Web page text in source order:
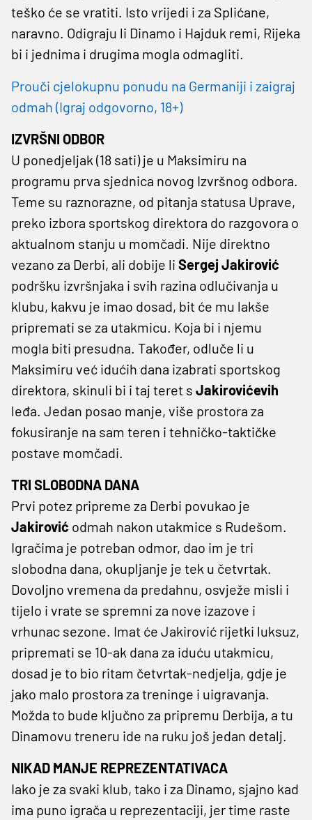
teško će se vratiti. Isto vrijedi i za Splićane,
naravno. Odigraju li Dinamo i Hajduk remi, Rijeka
bi i jednima i drugima mogla odmagliti.
Prouči cjelokupnu ponudu na Germaniji i zaigraj
odmah (Igraj odgovorno, 18+)
IZVRŠNI ODBOR
U ponedjeljak (18 sati) je u Maksimiru na
programu prva sjednica novog Izvršnog odbora.
Teme su raznorazne, od pitanja statusa Uprave,
preko izbora sportskog direktora do razgovora o
aktualnom stanju u momčadi. Nije direktno
vezano za Derbi, ali dobije li Sergej Jakirović
podršku izvršnjaka i svih razina odlučivanja u
klubu, kakvu je imao dosad, bit će mu lakše
pripremati se za utakmicu. Koja bi i njemu
mogla biti presudna. Također, odluče li u
Maksimiru već idućih dana izabrati sportskog
direktora, skinuli bi i taj teret s Jakirovićevih
leđa. Jedan posao manje, više prostora za
fokusiranje na sam teren i tehničko-taktičke
postave momčadi.
TRI SLOBODNA DANA
Prvi potez pripreme za Derbi povukao je
Jakirović odmah nakon utakmice s Rudešom.
Igračima je potreban odmor, dao im je tri
slobodna dana, okupljanje je tek u četvrtak.
Dovoljno vremena da predahnu, osvježe misli i
tijelo i vrate se spremni za nove izazove i
vrhunac sezone. Imat će Jakirović rijetki luksuz,
pripremati se 10-ak dana za iduću utakmicu,
dosad je to bio ritam četvrtak-nedjelja, gdje je
jako malo prostora za treninge i uigravanja.
Možda to bude ključno za pripremu Derbija, a tu
Dinamovu treneru ide na ruku još jedan detalj.
NIKAD MANJE REPREZENTATIVACA
Iako je za svaki klub, tako i za Dinamo, sjajno kad
ima puno igrača u reprezentaciji, jer time raste